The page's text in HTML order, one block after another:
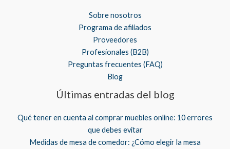
Sobre nosotros
Programa de afiliados
Proveedores
Profesionales (B2B)
Preguntas frecuentes (FAQ)
Blog
Últimas entradas del blog
Qué tener en cuenta al comprar muebles online: 10 errores
que debes evitar
Medidas de mesa de comedor: ¿Cómo elegir la mesa